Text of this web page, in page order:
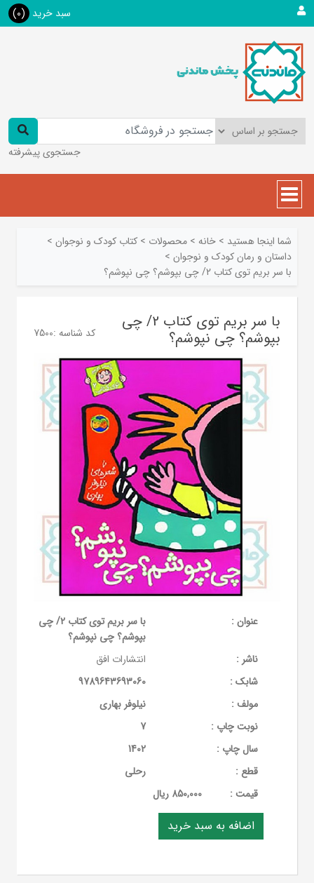
سبد خرید (0)
جستجوی پیشرفته
شما اینجا هستید > خانه > محصولات > کتاب کودک و نوجوان >
داستان و رمان کودک و نوجوان >
با سر بریم توی کتاب 2/ چی بپوشم؟ چی نپوشم؟
با سر بریم توی کتاب 2/ چی
بپوشم؟ چی نپوشم؟ کد شناسه :7500
عنوان :
با سر بریم توی کتاب 2/ چی
بپوشم؟ چی نپوشم؟
ناشر :
انتشارات افق
شابک :
9789643693060
مولف :
نیلوفر بهاری
نوبت چاپ :
7
سال چاپ :
1402
قطع :
رحلی
قيمت :
850,000 ریال